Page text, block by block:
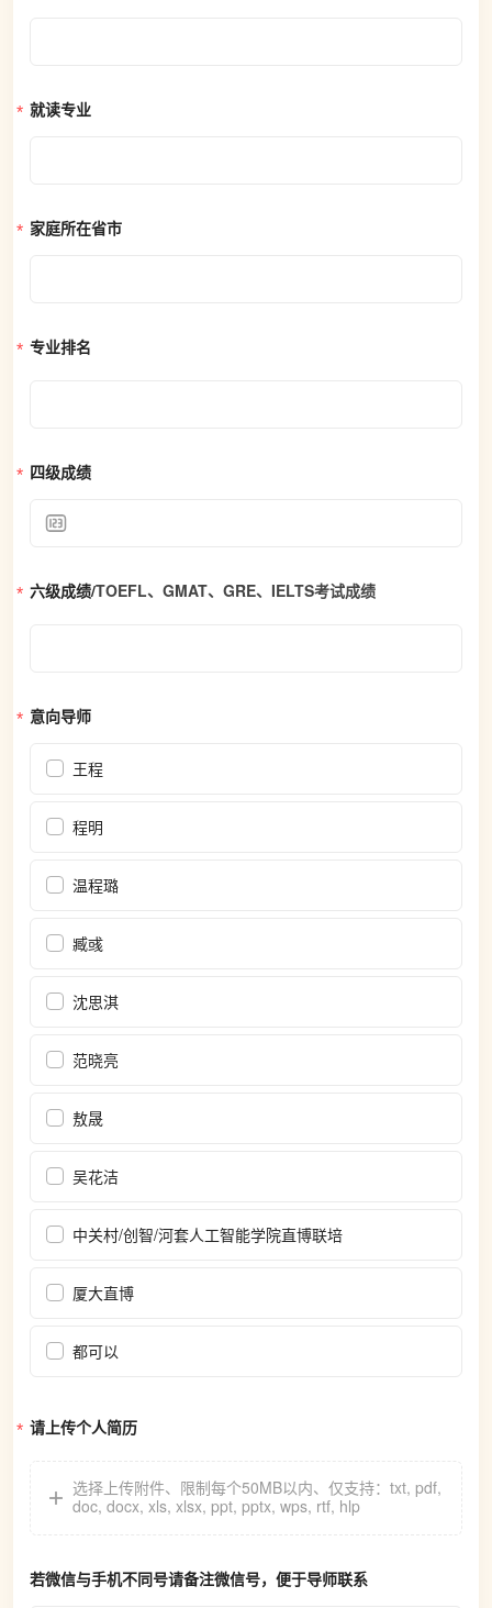
就读专业
家庭所在省市
专业排名
四级成绩
六级成绩/TOEFL、GMAT、GRE、IELTS考试成绩
意向导师
王程
程明
温程璐
臧彧
沈思淇
范晓亮
敖晟
吴花洁
中关村/创智/河套人工智能学院直博联培
厦大直博
都可以
请上传个人简历
选择上传附件、 限制每个50MB以内、仅支持：txt, pdf,
doc, docx, xls, xlsx, ppt, pptx, wps, rtf, hlp
若微信与手机不同号请备注微信号，便于导师联系